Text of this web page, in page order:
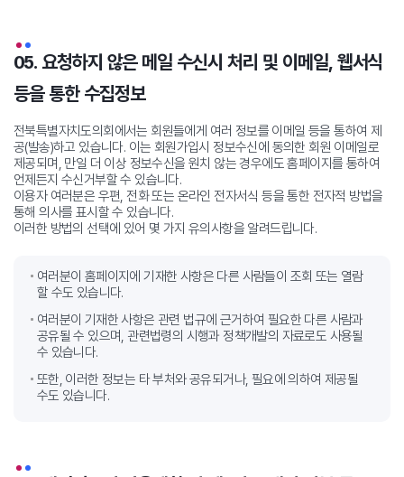
05. 요청하지 않은 메일 수신시 처리 및 이메일, 웹서식
등을 통한 수집정보
전북특별자치도의회에서는 회원들에게 여러 정보를 이메일 등을 통하여 제
공(발송)하고 있습니다. 이는 회원가입시 정보수신에 동의한 회원 이메일로
제공되며, 만일 더 이상 정보수신을 원치 않는 경우에도 홈페이지를 통하여
언제든지 수신거부할 수 있습니다.
이용자 여러분은 우편, 전화 또는 온라인 전자서식 등을 통한 전자적 방법을
통해 의사를 표시할 수 있습니다.
이러한 방법의 선택에 있어 몇 가지 유의사항을 알려드립니다.
여러분이 홈페이지에 기재한 사항은 다른 사람들이 조회 또는 열람
할 수도 있습니다.
여러분이 기재한 사항은 관련 법규에 근거하여 필요한 다른 사람과
공유될 수 있으며, 관련법령의 시행과 정책개발의 자료로도 사용될
수 있습니다.
또한, 이러한 정보는 타 부처와 공유되거나, 필요에 의하여 제공될
수도 있습니다.